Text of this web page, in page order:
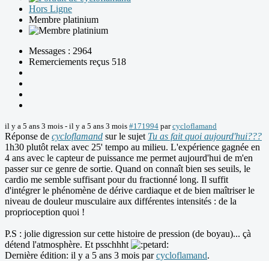
Hors Ligne
Membre platinium
Messages : 2964
Remerciements reçus 518
il y a 5 ans 3 mois - il y a 5 ans 3 mois #171994 parcycloflamand
Réponse de cycloflamand sur le sujet Tu as fait quoi aujourd'hui???
1h30 plutôt relax avec 25' tempo au milieu. L'expérience gagnée en
4 ans avec le capteur de puissance me permet aujourd'hui de m'en
passer sur ce genre de sortie. Quand on connaît bien ses seuils, le
cardio me semble suffisant pour du fractionné long. Il suffit
d'intégrer le phénomène de dérive cardiaque et de bien maîtriser le
niveau de douleur musculaire aux différentes intensités : de la
proprioception quoi !
P.S : jolie digression sur cette histoire de pression (de boyau)... çà
détend l'atmosphère. Et psschhht
Dernière édition: il y a 5 ans 3 mois parcycloflamand.